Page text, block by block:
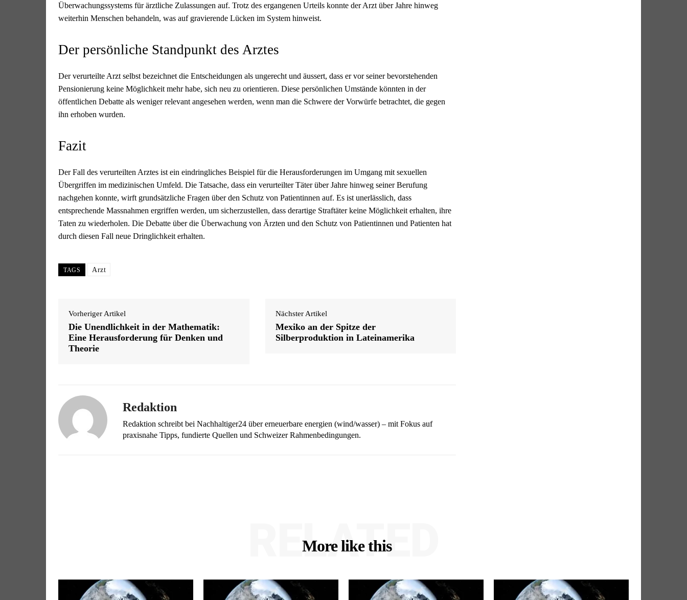
Überwachungssystems für ärztliche Zulassungen auf. Trotz des ergangenen Urteils konnte der Arzt über Jahre hinweg
weiterhin Menschen behandeln, was auf gravierende Lücken im System hinweist.
Der persönliche Standpunkt des Arztes
Der verurteilte Arzt selbst bezeichnet die Entscheidungen als ungerecht und äussert, dass er vor seiner bevorstehenden
Pensionierung keine Möglichkeit mehr habe, sich neu zu orientieren. Diese persönlichen Umstände könnten in der
öffentlichen Debatte als weniger relevant angesehen werden, wenn man die Schwere der Vorwürfe betrachtet, die gegen
ihn erhoben wurden.
Fazit
Der Fall des verurteilten Arztes ist ein eindringliches Beispiel für die Herausforderungen im Umgang mit sexuellen
Übergriffen im medizinischen Umfeld. Die Tatsache, dass ein verurteilter Täter über Jahre hinweg seiner Berufung
nachgehen konnte, wirft grundsätzliche Fragen über den Schutz von Patientinnen auf. Es ist unerlässlich, dass
entsprechende Massnahmen ergriffen werden, um sicherzustellen, dass derartige Straftäter keine Möglichkeit erhalten, ihre
Taten zu wiederholen. Die Debatte über die Überwachung von Ärzten und den Schutz von Patientinnen und Patienten hat
durch diesen Fall neue Dringlichkeit erhalten.
TAGS Arzt
Vorheriger Artikel
Die Unendlichkeit in der Mathematik:
Eine Herausforderung für Denken und
Theorie
Nächster Artikel
Mexiko an der Spitze der
Silberproduktion in Lateinamerika
Redaktion
Redaktion schreibt bei Nachhaltiger24 über erneuerbare energien (wind/wasser) – mit Fokus auf
praxisnahe Tipps, fundierte Quellen und Schweizer Rahmenbedingungen.
More like this
RELATED